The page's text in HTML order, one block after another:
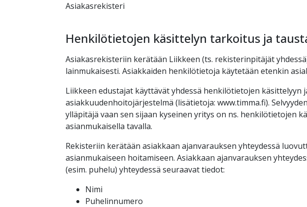
Asiakasrekisteri
Henkilötietojen käsittelyn tarkoitus ja
Asiakasrekisteriin kerätään Liikkeen (ts. rekisterinpitäjät
lainmukaisesti. Asiakkaiden henkilötietoja käytetään etenkin
Liikkeen edustajat käyttävät yhdessä henkilötietojen käsittelyyn
asiakkuudenhoitojärjestelmä (lisätietoja: www.timma.fi).
ylläpitäjä vaan sen sijaan kyseinen yritys on ns. henkilötietojen
asianmukaisella tavalla.
Rekisteriin kerätään asiakkaan ajanvarauksen yhteydessä
asianmukaiseen hoitamiseen. Asiakkaan ajanvarauksen
(esim. puhelu) yhteydessä seuraavat tiedot:
Nimi
Puhelinnumero